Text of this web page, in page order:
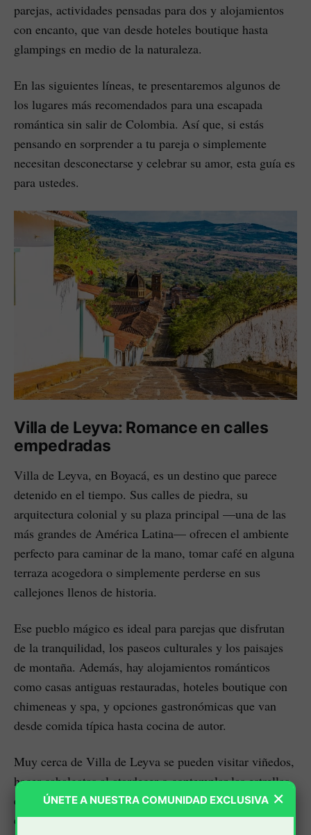
parejas, actividades pensadas para dos y alojamientos
con encanto, que van desde hoteles boutique hasta
glampings en medio de la naturaleza.
En las siguientes líneas, te presentaremos algunos de
los lugares más recomendados para una escapada
romántica sin salir de Colombia. Así que, si estás
pensando en sorprender a tu pareja o simplemente
necesitan desconectarse y celebrar su amor, esta guía es
para ustedes.
Villa de Leyva: Romance en calles
empedradas
Villa de Leyva, en Boyacá, es un destino que parece
detenido en el tiempo. Sus calles de piedra, su
arquitectura colonial y su plaza principal —una de las
más grandes de América Latina— ofrecen el ambiente
perfecto para caminar de la mano, tomar café en alguna
terraza acogedora o simplemente perderse en sus
callejones llenos de historia.
Ese pueblo mágico es ideal para parejas que disfrutan
de la tranquilidad, los paseos culturales y los paisajes
de montaña. Además, hay alojamientos románticos
como casas antiguas restauradas, hoteles boutique con
chimeneas y spa, y opciones gastronómicas que van
desde comida típica hasta cocina de autor.
Muy cerca de Villa de Leyva se pueden visitar viñedos,
hacer cabalgatas al atardecer o contemplar las estrellas
en un cielo despejado. Incluso, para quienes buscan
experiencias más íntimas, hay glampings rodeados de
×
ÚNETE A NUESTRA COMUNIDAD EXCLUSIVA